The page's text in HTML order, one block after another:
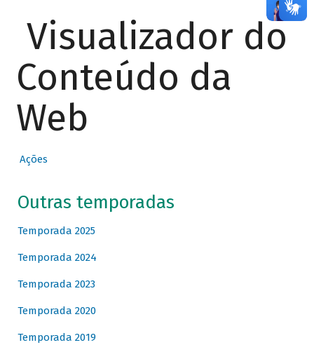
Visualizador do
Conteúdo da
Web
Ações
Outras temporadas
Temporada 2025
Temporada 2024
Temporada 2023
Temporada 2020
Temporada 2019